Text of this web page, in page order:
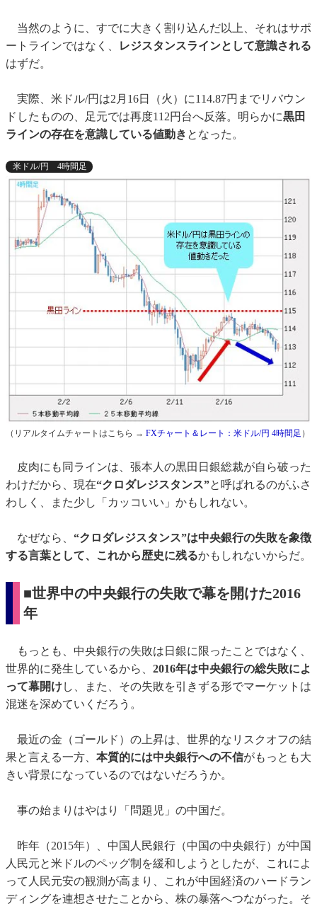
当然のように、すでに大きく割り込んだ以上、それはサポ
ートラインではなく、
レジスタンスラインとして意識される
はずだ。
実際、米ドル/円は2月16日（火）に114.87円までリバウン
ドしたものの、足元では再度112円台へ反落。明らかに黒田
ラインの存在を意識している値動き となった。
米ドル/円 4時間足
（リアルタイムチャートはこちら → FXチャート＆レート：米ドル/円 4時間足 ）
皮肉にも同ラインは、張本人の黒田日銀総裁が自ら破った
わけだから、現在“クロダレジスタンス”と呼ばれるのがふさ
わしく、また少し「カッコいい」かもしれない。
なぜなら、 “クロダレジスタンス”は中央銀行の失敗を象徴
する言葉として、これから歴史に残るかもしれないからだ。
■世界中の中央銀行の失敗で幕を開けた2016
年
もっとも、中央銀行の失敗は日銀に限ったことではなく、
世界的に発生しているから、 2016年は中央銀行の総失敗によ
って幕開けし、また、その失敗を引きずる形でマーケットは
混迷を深めていくだろう。
最近の金（ゴールド）の上昇は、世界的なリスクオフの結
果と言える一方、 本質的には中央銀行への不信がもっとも大
きい背景になっているのではないだろうか。
事の始まりはやはり「問題児」の中国だ。
昨年（2015年）、中国人民銀行（中国の中央銀行）が中国
人民元と米ドルのペッグ制を緩和しようとしたが、これによ
って人民元安の観測が高まり、これが中国経済のハードラン
ディングを連想させたことから、株の暴落へつながった。そ